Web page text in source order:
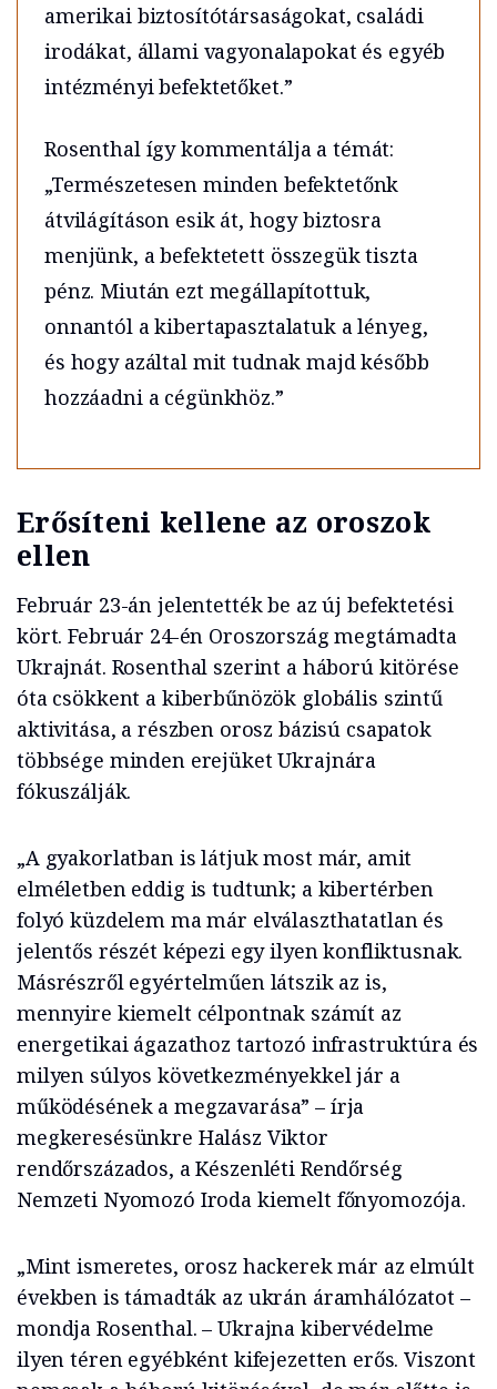
amerikai biztosítótársaságokat, családi
irodákat, állami vagyonalapokat és egyéb
intézményi befektetőket.”
Rosenthal így kommentálja a témát:
„Természetesen minden befektetőnk
átvilágításon esik át, hogy biztosra
menjünk, a befektetett összegük tiszta
pénz. Miután ezt megállapítottuk,
onnantól a kibertapasztalatuk a lényeg,
és hogy azáltal mit tudnak majd később
hozzáadni a cégünkhöz.”
Erősíteni kellene az oroszok
ellen
Február 23-án jelentették be az új befektetési
kört. Február 24-én Oroszország megtámadta
Ukrajnát. Rosenthal szerint a háború kitörése
óta csökkent a kiberbűnözök globális szintű
aktivitása, a részben orosz bázisú csapatok
többsége minden erejüket Ukrajnára
fókuszálják.
„A gyakorlatban is látjuk most már, amit
elméletben eddig is tudtunk; a kibertérben
folyó küzdelem ma már elválaszthatatlan és
jelentős részét képezi egy ilyen konfliktusnak.
Másrészről egyértelműen látszik az is,
mennyire kiemelt célpontnak számít az
energetikai ágazathoz tartozó infrastruktúra és
milyen súlyos következményekkel jár a
működésének a megzavarása” – írja
megkeresésünkre Halász Viktor
rendőrszázados, a Készenléti Rendőrség
Nemzeti Nyomozó Iroda kiemelt főnyomozója.
„Mint ismeretes, orosz hackerek már az elmúlt
években is támadták az ukrán áramhálózatot –
mondja Rosenthal. – Ukrajna kibervédelme
ilyen téren egyébként kifejezetten erős. Viszont